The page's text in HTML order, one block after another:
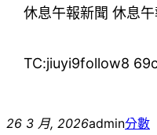
休息午報新聞 休息
TC:jiuyi9follow8
26 3 月, 2026admin分數